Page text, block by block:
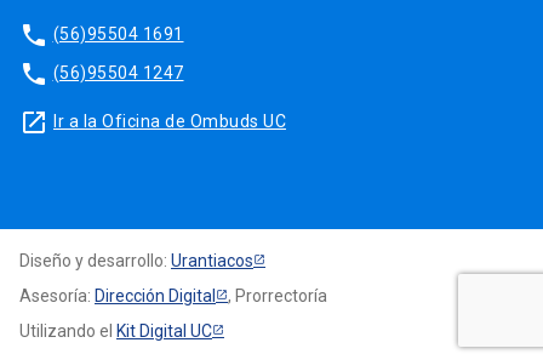
phone (56)95504 1691
phone (56)95504 1247
launch Ir a la Oficina de Ombuds UC
Diseño y desarrollo: Urantiacos
Asesoría: Dirección Digital
, Prorrectoría
Utilizando el Kit Digital UC